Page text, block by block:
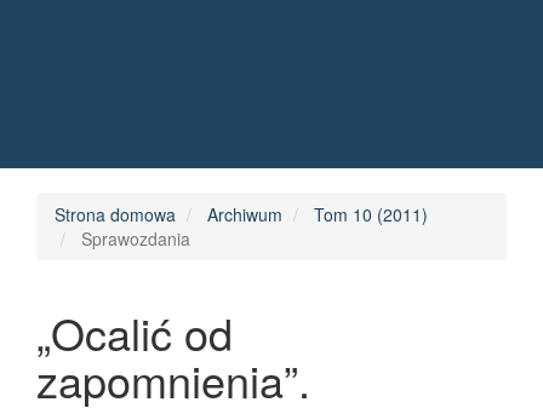
Main Content
Strona domowa
Archiwum
Tom 10 (2011)
Sprawozdania
„Ocalić od
zapomnienia”.